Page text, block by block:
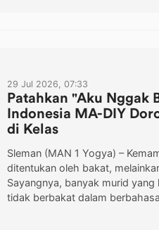
29 Jul 2026, 07:33
Patahkan "Aku Nggak
Indonesia MA-DIY
di Kelas
Sleman (MAN 1 Yogya) –
ditentukan oleh bakat,
Sayangnya, banyak murid
tidak berbakat dalam